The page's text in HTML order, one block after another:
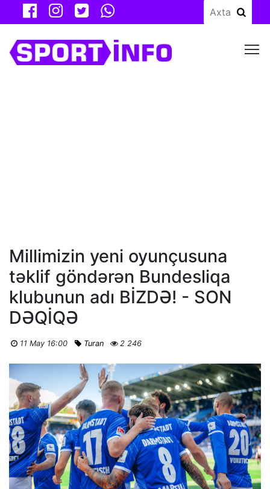
Millimizin yeni oyunçusuna
təklif göndərən Bundesliqa
klubunun adı BİZDƏ! - SON
DƏQİQƏ
11 May 16:00 Turan 2 246